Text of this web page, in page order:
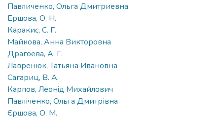
Павличенко, Ольга Дмитриевна
Ершова, О. Н.
Каракис, С. Г.
Майкова, Анна Викторовна
Драгоева, А. Г.
Лавренюк, Татьяна Ивановна
Сагариц, В. А.
Карпов, Леонiд Михайлович
Павліченко, Ольга Дмитрівна
Єршова, О. М.